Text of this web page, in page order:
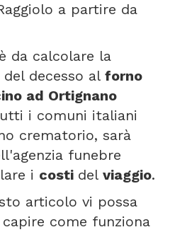
a partire da
da calcolare la
decesso al forno
ad Ortignano
i comuni italiani
crematorio, sarà
funebre
i costi del viaggio.
articolo vi possa
come funziona